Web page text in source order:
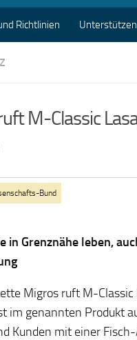
Richtlinien Unterstützen
M-Classic
Bund
in Grenznähe leben,
Migros ruft M-
im genannten Produkt
Kunden mit einer